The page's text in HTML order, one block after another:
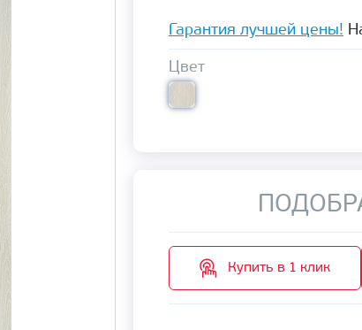
Гарантия лучшей цены!
Цвет
Купить в 1 клик